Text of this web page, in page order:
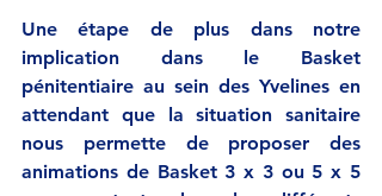
Une étape de plus dans notre
implication dans le Basket
pénitentiaire au sein des Yvelines en
attendant que la situation sanitaire
nous permette de proposer des
animations de Basket 3 x 3 ou 5 x 5